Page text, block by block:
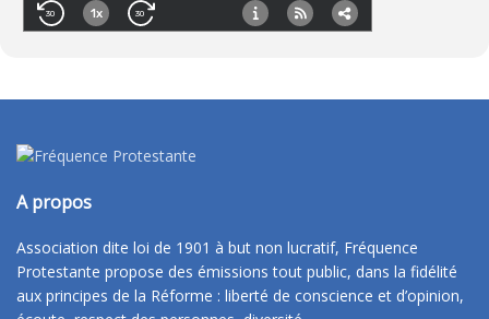
A propos
Association dite loi de 1901 à but non lucratif, Fréquence
Protestante propose des émissions tout public, dans la fidélité
aux principes de la Réforme : liberté de conscience et d’opinion,